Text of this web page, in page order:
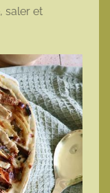
saler et